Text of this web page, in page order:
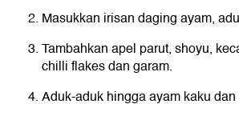
Masukkan irisan daging ayam,
Tambahkan apel parut, shoyu,
chilli flakes dan garam.
Aduk-aduk hingga ayam kaku